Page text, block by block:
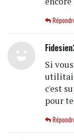
Si
c'est
pour